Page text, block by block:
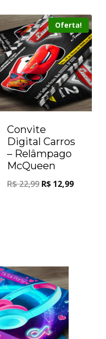
Oferta!
Convite
Digital Carros
– Relâmpago
McQueen
R$22,99 R$ 12,99